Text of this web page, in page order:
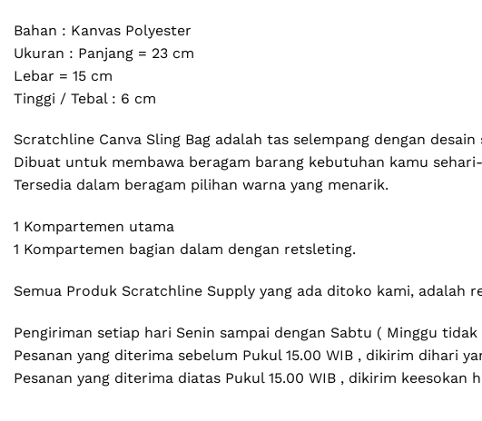
Bahan : Kanvas Polyester
Ukuran : Panjang = 23 cm
Lebar = 15 cm
Tinggi / Tebal : 6 cm
Scratchline Canva Sling Bag adalah tas selempang dengan
Dibuat untuk membawa beragam barang kebutuhan kamu
Tersedia dalam beragam pilihan warna yang menarik.
1 Kompartemen utama
1 Kompartemen bagian dalam dengan retsleting.
Semua Produk Scratchline Supply yang ada ditoko kami, adalah
Pengiriman setiap hari Senin sampai dengan Sabtu ( Minggu
Pesanan yang diterima sebelum Pukul 15.00 WIB , dikirim dihari
Pesanan yang diterima diatas Pukul 15.00 WIB , dikirim keesokan